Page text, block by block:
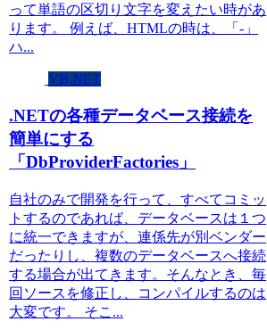
って単語の区切り文字を変えたい時があ
ります。 例えば、HTMLの時は、「-」
ハ...
VB.NET
.NETの各種データベース接続を
簡単にする
「DbProviderFactories」
自社のみで開発を行って、すべてコミッ
トするのであれば、データベースは１つ
に統一できますが、連係先が別ベンダー
だったりし、複数のデータベースへ接続
する場合が出てきます。そんなとき、毎
回ソースを修正し、コンパイルするのは
大変です。 そこ...